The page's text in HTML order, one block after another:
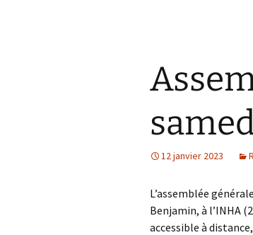
12 janvier 2023
L’assemblée
Benjamin, à l’INHA
accessible à